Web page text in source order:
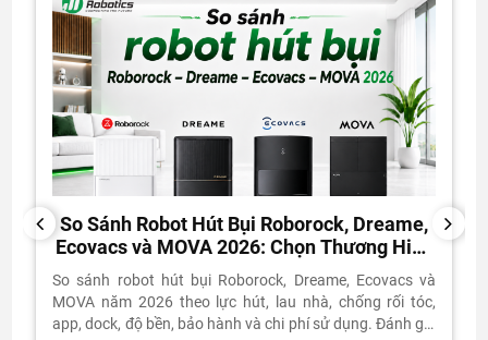
PREVIOUS
So Sánh Robot Hút Bụi Roborock, Dreame,
Ecovacs và MOVA 2026: Chọn Thương Hiệu
Nào?
So sánh robot hút bụi Roborock, Dreame, Ecovacs và
MOVA năm 2026 theo lực hút, lau nhà, chống rối tóc,
app, dock, độ bền, bảo hành và chi phí sử dụng. Đánh giá
NEXT